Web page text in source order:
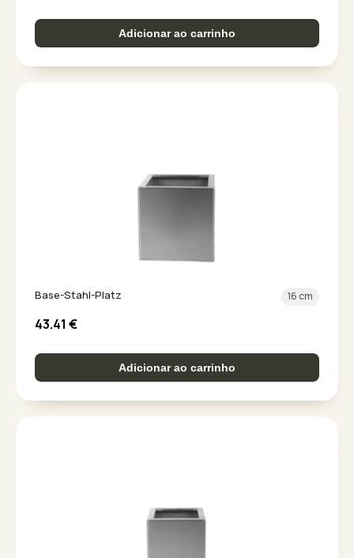
Adicionar ao carrinho
Base-Stahl-Platz 16 cm
43.41 €
Adicionar ao carrinho